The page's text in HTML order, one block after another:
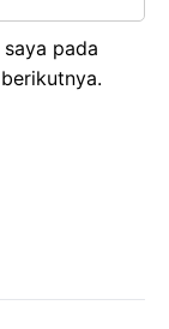
pada